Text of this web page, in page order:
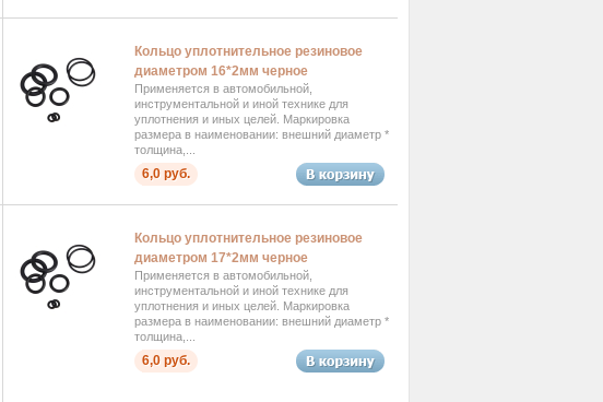
Кольцо уплотнительное резиновое
диаметром 16*2мм черное
Применяется в автомобильной,
инструментальной и иной технике для
уплотнения и иных целей. Маркировка
размера в наименовании: внешний диаметр *
толщина,...
6,0 руб.
Кольцо уплотнительное резиновое
диаметром 17*2мм черное
Применяется в автомобильной,
инструментальной и иной технике для
уплотнения и иных целей. Маркировка
размера в наименовании: внешний диаметр *
толщина,...
6,0 руб.